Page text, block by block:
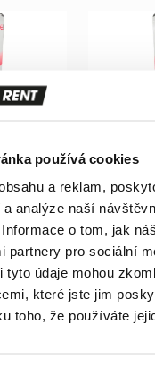
používá cookies
a reklam,
analýze naší
o tom, jak
partnery pro sociální
tyto údaje mohou
které jste jim
toho, že používáte
lyže
Dámske
Boost 900
10,00 € /